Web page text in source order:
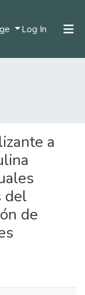
Log In (current)
Statistics
a
del
de